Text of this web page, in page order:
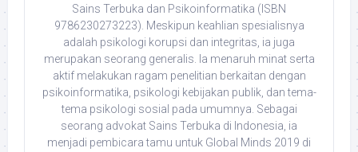
Sains Terbuka dan Psikoinformatika (ISBN
9786230273223). Meskipun keahlian spesialisnya
adalah psikologi korupsi dan integritas, ia juga
merupakan seorang generalis. Ia menaruh minat serta
aktif melakukan ragam penelitian berkaitan dengan
psikoinformatika, psikologi kebijakan publik, dan tema-
tema psikologi sosial pada umumnya. Sebagai
seorang advokat Sains Terbuka di Indonesia, ia
menjadi pembicara tamu untuk Global Minds 2019 di